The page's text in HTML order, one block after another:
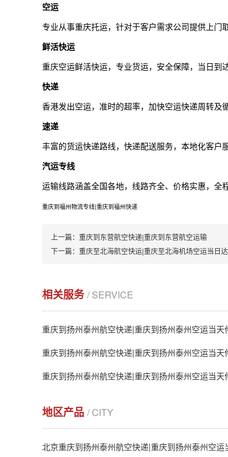
空运
专业从事重庆托运，针对于客户需求公司提供上门
鲜活快运
重庆空运鲜活快运，专业货运，安全保障，当日到
快递
香港发出空运，准时的超率，加快空运快递周转及循
速递
丰富的货运快递路线，快递配送服务，本地化客户
汽运专线
运输线路涵盖全国各地，线路齐全、价格实惠，全
重庆到福州物流专线|重庆到福州快递
上一篇： 重庆到东营航空快递|重庆到东营航空运输
下一篇： 重庆至北海航空快运|重庆至北海机场空运当日达
相关服务/ SERVICE
重庆到扬州泰州航空快递|重庆到扬州泰州空运当天
重庆到扬州泰州航空快递|重庆到扬州泰州空运当天
重庆到扬州泰州航空快递|重庆到扬州泰州空运当天
地区产品 / CITY
北京重庆到扬州泰州航空快递|重庆到扬州泰州空运